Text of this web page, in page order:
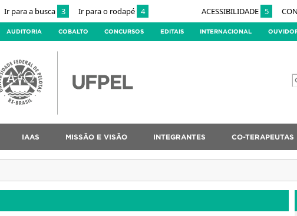
Ir para a busca 3 Ir para o rodapé 4 ACESSIBILIDADE 5
AUDITORIA COBALTO CONCURSOS EDITAIS INTERNACIONAL
IAAS MISSÃO E VISÃO INTEGRANTES CO-TERAPEUTAS